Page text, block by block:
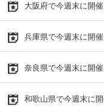
大阪府で今週末に開
兵庫県で今週末に開
奈良県で今週末に開
和歌山県で今週末に